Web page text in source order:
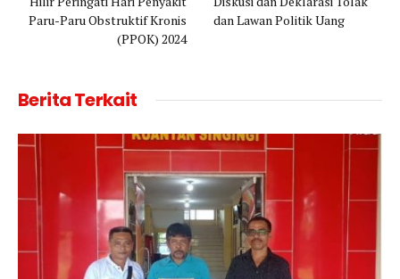
Paru-Paru Obstruktif Kronis
(PPOK) 2024
dan Lawan Politik Uang
Berita Terkait